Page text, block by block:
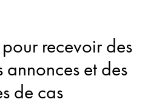
recevoir des
annonces et des
de cas